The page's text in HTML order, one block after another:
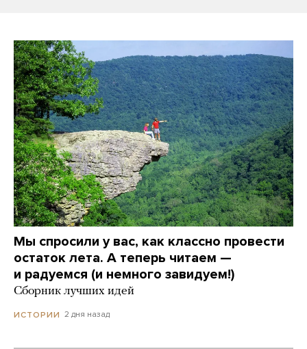
Мы спросили у вас, как классно провести
остаток лета. А теперь читаем —
и радуемся (и немного завидуем!)
Сборник лучших идей
ИСТОРИИ 2 дня назад